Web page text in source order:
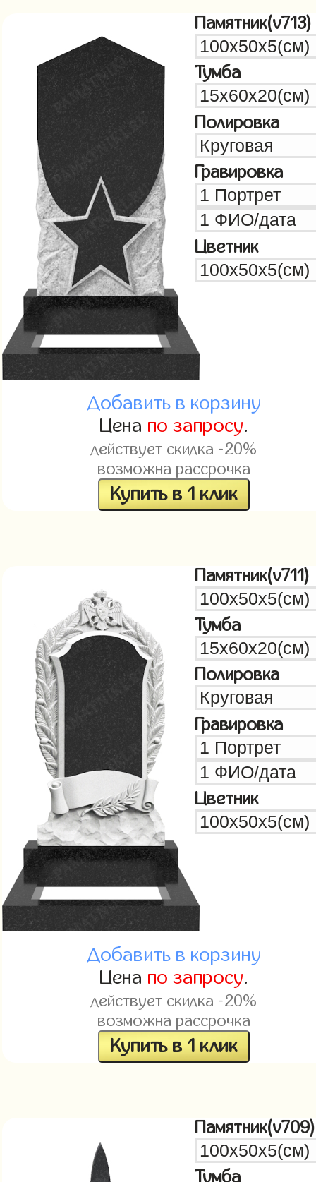
Памятник(v713)
Тумба
Полировка
Гравировка
Цветник
Добавить в корзину
Цена по запросу.
действует скидка -20%
возможна рассрочка
Купить в 1 клик
Памятник(v711)
Тумба
Полировка
Гравировка
Цветник
Добавить в корзину
Цена по запросу.
действует скидка -20%
возможна рассрочка
Купить в 1 клик
Памятник(v709)
Тумба